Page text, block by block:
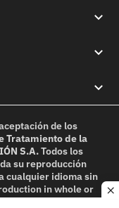
de los
Tratamiento de la
S.A.Todos los
su reproducción
cualquier idioma sin
in whole or
permission is